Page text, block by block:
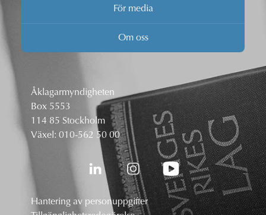
För media
Om oss
Åklagarmyndigheten
Box 5553
114 85 Stockholm
Växel: 010-562 50 00
Hantering av personuppgifter